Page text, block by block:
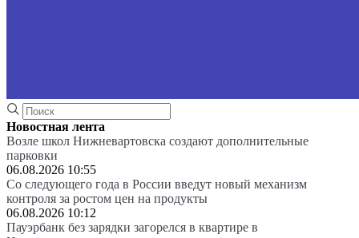
Новостная лента
Возле школ Нижневартовска создают дополнительные
парковки
06.08.2026 10:55
Со следующего года в России введут новый механизм
контроля за ростом цен на продукты
06.08.2026 10:12
Пауэрбанк без зарядки загорелся в квартире в